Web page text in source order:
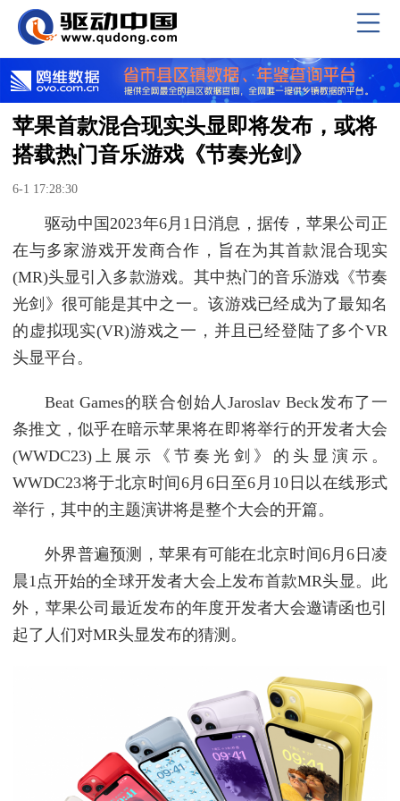
苹果首款混合现实头显即将发布，或将
搭载热门音乐游戏《节奏光剑》
6-1 17:28:30
驱动中国2023年6月1日消息，据传，苹果公司正
在与多家游戏开发商合作，旨在为其首款混合现实
(MR)头显引入多款游戏。其中热门的音乐游戏《节奏
光剑》很可能是其中之一。该游戏已经成为了最知名
的虚拟现实(VR)游戏之一，并且已经登陆了多个VR
头显平台。
Beat Games的联合创始人Jaroslav Beck发布了一
条推文，似乎在暗示苹果将在即将举行的开发者大会
(WWDC23)上展示《节奏光剑》的头显演示。
WWDC23将于北京时间6月6日至6月10日以在线形式
举行，其中的主题演讲将是整个大会的开篇。
外界普遍预测，苹果有可能在北京时间6月6日凌
晨1点开始的全球开发者大会上发布首款MR头显。此
外，苹果公司最近发布的年度开发者大会邀请函也引
起了人们对MR头显发布的猜测。